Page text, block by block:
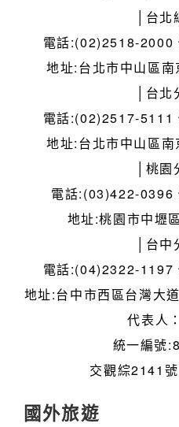
│台
電話:(02)2518-
地址:台北市中山區
│台
電話:(02)2517-5111
地址:台北市中山區
│桃
電話:(03)422-
地址:桃園市中壢
│台
電話:(04)2322-
地址:台中市西區台灣大
代表人
統一編號
交觀綜2141
國外旅遊